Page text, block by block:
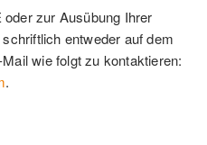
zur Ausübung Ihrer
entweder auf dem
wie folgt zu kontaktieren:
.